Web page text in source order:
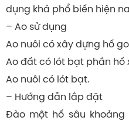
dụng khá phổ biến hiện
– Ao sử dụng
Ao nuôi có xây dựng hố
Ao đất có lót bạt phần hố
Ao nuôi có lót bạt.
– Hướng dẫn lắp đặt
Đào một hố sâu